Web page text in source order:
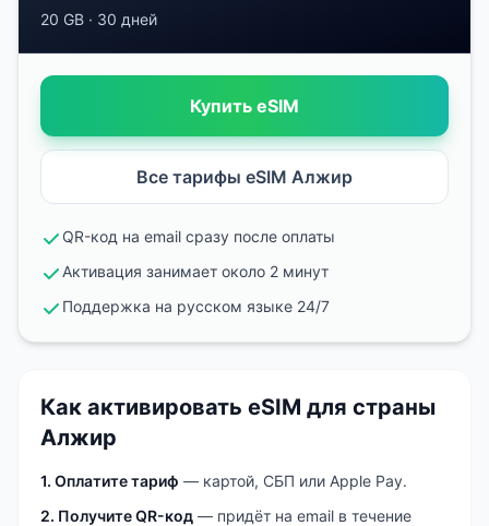
20 GB · 30 дней
Купить eSIM
Все тарифы eSIM Алжир
QR-код на email сразу после оплаты
Активация занимает около 2 минут
Поддержка на русском языке 24/7
Как активировать eSIM для страны
Алжир
1. Оплатите тариф — картой, СБП или Apple Pay.
2. Получите QR-код — придёт на email в течение